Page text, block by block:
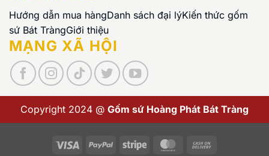
Hướng dẫn mua hàngDanh sách đại lýKiến thức gốm
sứ Bát TràngGiới thiệu
MẠNG XÃ HỘI
Copyright 2024 @ Gốm sứ Hoàng Phát Bát Tràng
Visa PayPal Stripe MasterCard